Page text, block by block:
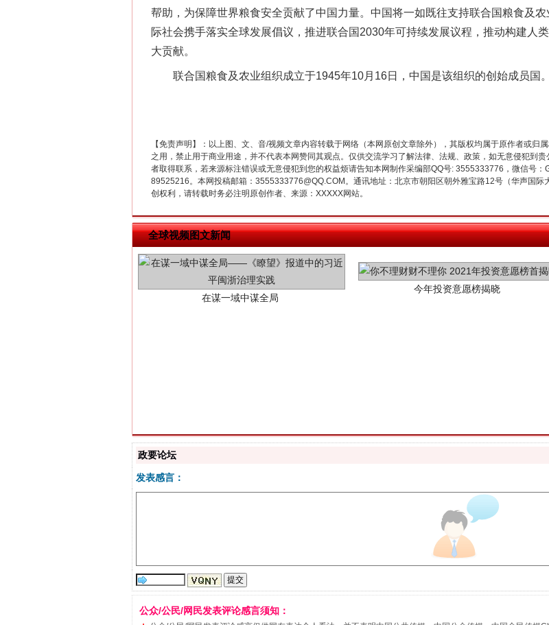
帮助，为保障世界粮食安全贡献了中国力量。中国将一如既往支持联合国粮食及
际社会携手落实全球发展倡议，推进联合国2030年可持续发展议程，推动构建人
大贡献。
联合国粮食及农业组织成立于1945年10月16日，中国是该组织的创始成员国。
【免责声明】：以上图、文、音/视频文章内容转载于网络（本网原创文章除外），其版权均属于原作者或归
之用，禁止用于商业用途，并不代表本网赞同其观点。仅供交流学习了解法律、法规、政策，如无意侵犯到
者取得联系，若来源标注错误或无意侵犯到您的权益烦请告知本网制作采编部QQ号: 3555333776，微信号
89525216。本网投稿邮箱：3555333776@QQ.COM。通讯地址：北京市朝阳区朝外雅宝路12号（华声国
创权利，请转载时务必注明原创作者、来源：XXXXX网站。
全球视频图文新闻
在谋一域中谋全局
今年投资意愿榜揭晓
“刷贴”乱象丛生
政要论坛
发表感言：
公众/公民/网民发表评论感言须知：